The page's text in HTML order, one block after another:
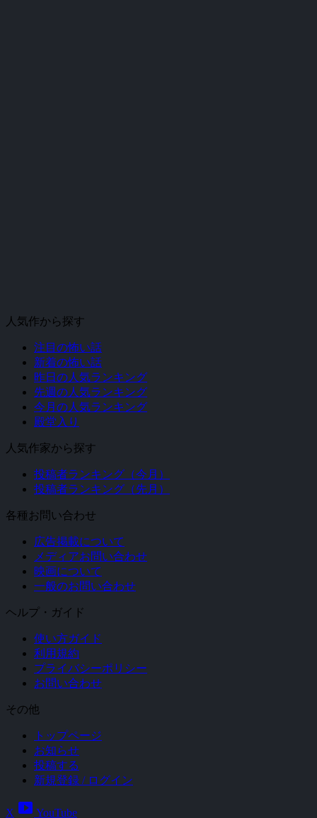
人気作から探す
注目の怖い話
新着の怖い話
昨日の人気ランキング
先週の人気ランキング
今月の人気ランキング
殿堂入り
人気作家から探す
投稿者ランキング（今月）
投稿者ランキング（先月）
各種お問い合わせ
広告掲載について
メディアお問い合わせ
映画について
一般のお問い合わせ
ヘルプ・ガイド
使い方ガイド
利用規約
プライバシーポリシー
お問い合わせ
その他
トップページ
お知らせ
投稿する
新規登録 / ログイン
X smart_display YouTube